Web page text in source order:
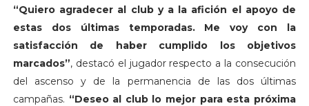
“Quiero agradecer al club y a la afición el apoyo de
estas dos últimas temporadas. Me voy con la
satisfacción de haber cumplido los objetivos
marcados”, destacó el jugador respecto a la consecución
del ascenso y de la permanencia de las dos últimas
campañas. “Deseo al club lo mejor para esta próxima